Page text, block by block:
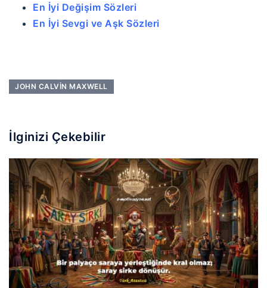
En İyi Değişim Sözleri
En İyi Sevgi ve Aşk Sözleri
JOHN CALVIN MAXWELL
İlginizi Çekebilir